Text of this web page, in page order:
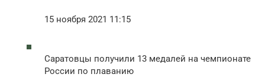
15 ноября 2021 11:15
Саратовцы получили 13 медалей на чемпионате
России по плаванию